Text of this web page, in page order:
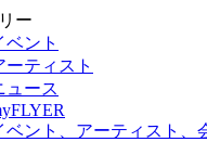
ー
ベント
ーティスト
ュース
ベント、アーティスト、